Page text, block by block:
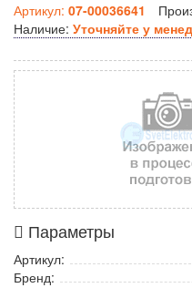
Артикул: 07-00036641
Наличие: Уточняйте у
Параметры
Артикул:
Бренд: